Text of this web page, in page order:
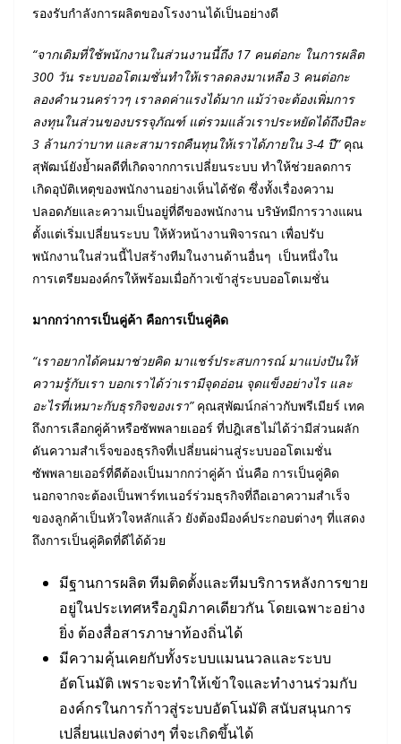
รองรับกำลังการผลิตของโรงงานได้เป็นอย่างดี
“จากเดิมที่ใช้พนักงานในส่วนงานนี้ถึง 17 คนต่อกะ ในการผลิต
300 วัน ระบบออโตเมชั่นทำให้เราลดลงมาเหลือ 3 คนต่อกะ
ลองคำนวนคร่าวๆ เราลดค่าแรงได้มาก แม้ว่าจะต้องเพิ่มการ
ลงทุนในส่วนของบรรจุภัณฑ์ แต่รวมแล้วเราประหยัดได้ถึงปีละ
3 ล้านกว่าบาท และสามารถคืนทุนให้เราได้ภายใน 3-4 ปี”คุณ
สุพัฒน์ยังย้ำผลดีที่เกิดจากการเปลี่ยนระบบ ทำให้ช่วยลดการ
เกิดอุบัติเหตุของพนักงานอย่างเห็นได้ชัด ซึ่งทั้งเรื่องความ
ปลอดภัยและความเป็นอยู่ที่ดีของพนักงาน บริษัทมีการวางแผน
ตั้งแต่เริ่มเปลี่ยนระบบ ให้หัวหน้างานพิจารณา เพื่อปรับ
พนักงานในส่วนนี้ไปสร้างทีมในงานด้านอื่นๆ เป็นหนึ่งใน
การเตรียมองค์กรให้พร้อมเมื่อก้าวเข้าสู่ระบบออโตเมชั่น
มากกว่าการเป็นคู่ค้า คือการเป็นคู่คิด
“เราอยากได้คนมาช่วยคิด มาแชร์ประสบการณ์ มาแบ่งปันให้
ความรู้กับเรา บอกเราได้ว่าเรามีจุดอ่อน จุดแข็งอย่างไร และ
อะไรที่เหมาะกับธุรกิจของเรา” คุณสุพัฒน์กล่าวกับพรีเมียร์ เทค
ถึงการเลือกคู่ค้าหรือซัพพลายเออร์ ที่ปฎิเสธไม่ได้ว่ามีส่วนผลัก
ดันความสำเร็จของธุรกิจที่เปลี่ยนผ่านสู่ระบบออโตเมชั่น
ซัพพลายเออร์ที่ดีต้องเป็นมากกว่าคู่ค้า นั่นคือ การเป็นคู่คิด
นอกจากจะต้องเป็นพาร์ทเนอร์ร่วมธุรกิจที่ถือเอาความสำเร็จ
ของลูกค้าเป็นหัวใจหลักแล้ว ยังต้องมีองค์ประกอบต่างๆ ที่แสดง
ถึงการเป็นคู่คิดที่ดีได้ด้วย
มีฐานการผลิต ทีมติดตั้งและทีมบริการหลังการขาย
อยู่ในประเทศหรือภูมิภาคเดียวกัน โดยเฉพาะอย่าง
ยิ่ง ต้องสื่อสารภาษาท้องถิ่นได้
มีความคุ้นเคยกับทั้งระบบแมนนวลและระบบ
อัตโนมัติ เพราะจะทำให้เข้าใจและทำงานร่วมกับ
องค์กรในการก้าวสู่ระบบอัตโนมัติ สนับสนุนการ
เปลี่ยนแปลงต่างๆ ที่จะเกิดขึ้นได้